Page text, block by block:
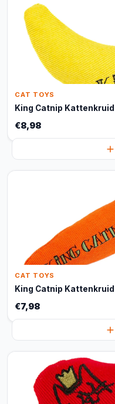
CAT TOYS
King Catnip
€8,98
CAT TOYS
King Catnip
€7,98